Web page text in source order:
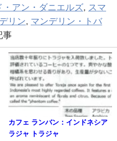
・アン・ダニエルズ, スマ
リン, マンデリン・トバ
事
カフェ ランバン：インドネシア
ラジャ トラジャ